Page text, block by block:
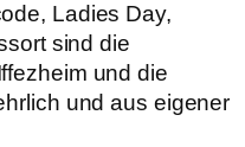
Ladies Day,
sind die
und die
und aus eigener